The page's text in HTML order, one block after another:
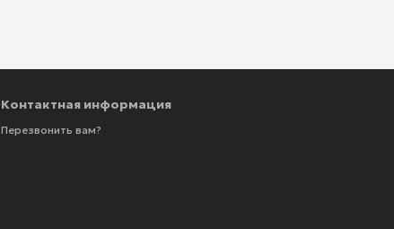
Контактная информация
Перезвонить вам?